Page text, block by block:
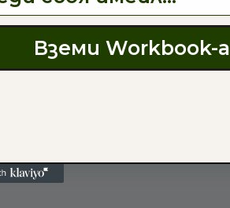
Вземи Workbook-а